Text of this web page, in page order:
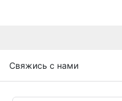
Свяжись с нами